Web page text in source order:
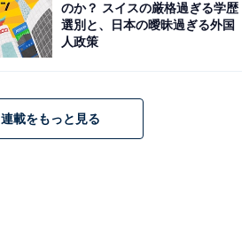
のか？ スイスの厳格過ぎる学歴
選別と、日本の曖昧過ぎる外国
人政策
連載をもっと見る